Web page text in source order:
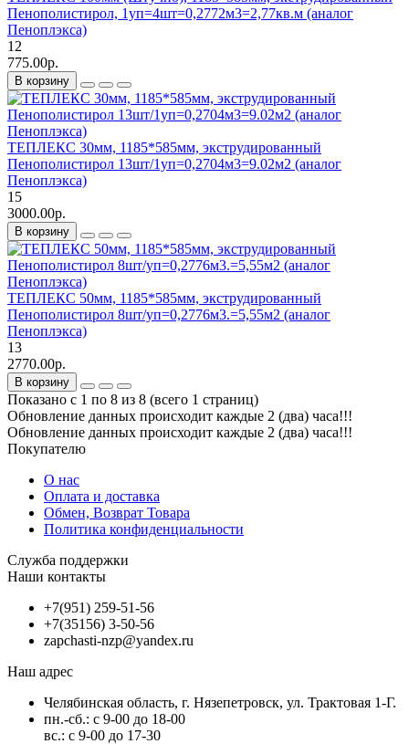
Пенополистирол, 1уп=4шт=0,2772м3=2,77кв.м (аналог
Пеноплэкса)
12
775.00р.
В корзину
ТЕПЛЕКС 30мм, 1185*585мм, экструдированный
Пенополистирол 13шт/1уп=0,2704м3=9.02м2 (аналог
Пеноплэкса)
15
3000.00р.
В корзину
ТЕПЛЕКС 50мм, 1185*585мм, экструдированный
Пенополистирол 8шт/уп=0,2776м3.=5,55м2 (аналог
Пеноплэкса)
13
2770.00р.
В корзину
Показано с 1 по 8 из 8 (всего 1 страниц)
Обновление данных происходит каждые 2 (два) часа!!!
Обновление данных происходит каждые 2 (два) часа!!!
Покупателю
О нас
Оплата и доставка
Обмен, Возврат Товара
Политика конфиденциальности
Служба поддержки
Наши контакты
+7(951) 259-51-56
+7(35156) 3-50-56
zapchasti-nzp@yandex.ru
Наш адрес
Челябинская область, г. Нязепетровск, ул. Трактовая 1-Г.
пн.-сб.: с 9-00 до 18-00
вс.: с 9-00 до 17-30